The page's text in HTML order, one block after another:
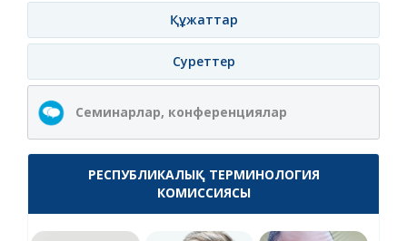
Құжаттар
Суреттер
Семинарлар, конференциялар
РЕСПУБЛИКАЛЫҚ ТЕРМИНОЛОГИЯ
КОМИССИЯСЫ